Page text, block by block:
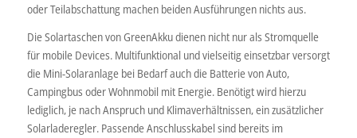
oder Teilabschattung machen beiden Ausführungen nichts aus.
Die Solartaschen von GreenAkku dienen nicht nur als Stromquelle
für mobile Devices. Multifunktional und vielseitig einsetzbar versorgt
die Mini-Solaranlage bei Bedarf auch die Batterie von Auto,
Campingbus oder Wohnmobil mit Energie. Benötigt wird hierzu
lediglich, je nach Anspruch und Klimaverhältnissen, ein zusätzlicher
Solarladeregler. Passende Anschlusskabel sind bereits im